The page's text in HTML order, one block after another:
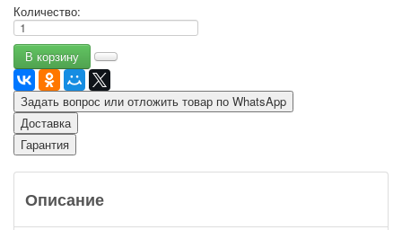
Количество:
Задать вопрос или отложить товар по WhatsApp
Доставка
Гарантия
Описание